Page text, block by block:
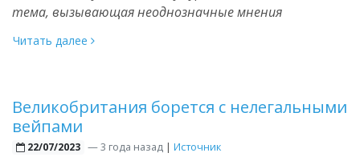
тема, вызывающая неоднозначные мнения
Читать далее
Великобритания борется с нелегальными
вейпами
22/07/2023 —3 года назад | Источник